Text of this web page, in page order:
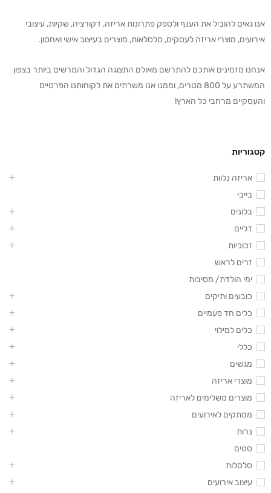
אנו גאים להוביל את הענף ולספק פתרונות אריזה, דקורציה, שקיות, עיצובי
אירועים, מוצרי אריזה לעסקים, סלסלאות, מוצרים בעיצוב אישי ואחסון.
אנחנו מזמינים אותכם להתרשם מאולם התצוגה הגדול והמרשים ביותר בצפון
המשתרע על 800 מטרים, וממנו אנו משרתים את לקוחותנו הפרטיים
והעסקיים מרחבי כל הארץ!
קטגוריות
אריזה נלוות
בייבי
בלונים
דליים
זכוכיות
זרים לראש
ימי הולדת/ מסיבות
כובעים ותיקים
כלים חד פעמיים
כלים למילוי
כללי
מגשים
מוצרי אריזה
מוצרים משלימים לאריזה
ממתקים לאירועים
נרות
סטים
סלסלות
עיצוב אירועים